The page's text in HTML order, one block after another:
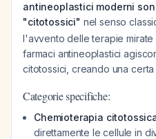
antineoplastici moderni
"citotossici" nel senso
l'avvento delle terapie
farmaci antineoplastici
citotossici, creando una
Categorie specifiche:
Chemioterapia
direttamente le cellule in